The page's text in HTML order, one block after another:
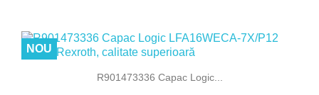
R901473336 Capac Logic...
NOU